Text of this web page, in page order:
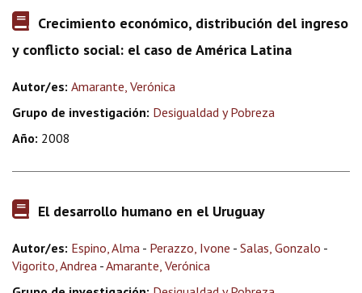
Crecimiento económico, distribución del ingreso
y conflicto social: el caso de América Latina
Autor/es: Amarante, Verónica
Grupo de investigación: Desigualdad y Pobreza
Año: 2008
El desarrollo humano en el Uruguay
Autor/es: Espino, Alma - Perazzo, Ivone - Salas, Gonzalo -
Vigorito, Andrea -Amarante, Verónica